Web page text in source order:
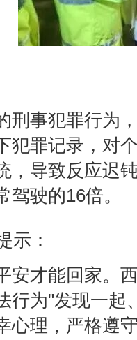
刑事犯罪行为
犯罪记录，对
，导致反应迟
驾驶的16倍。
示：
安才能回家。
行为"发现一起
心理，严格遵